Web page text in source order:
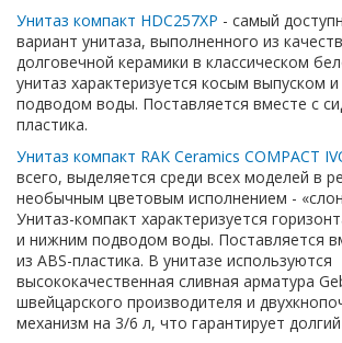
Унитаз компакт НDС257ХР - самый
вариант унитаза, выполненного из
долговечной керамики в классическом
унитаз характеризуется косым выпуском
подводом воды. Поставляется вместе с
пластика.
Унитаз компакт RAK Ceramics COMPACT
всего, выделяется среди всех моделей в
необычным цветовым исполнением -
Унитаз-компакт характеризуется
и нижним подводом воды. Поставляется
из ABS-пластика. В унитазе используются
высококачественная сливная арматура
швейцарского производителя и
механизм на 3/6 л, что гарантирует